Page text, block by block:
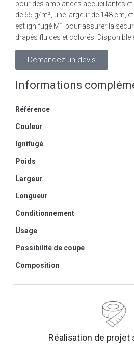
pour des ambiances accueillantes
de 65 g/m², une largeur de 148 cm,
est ignifugé M1 pour assurer la
drapés fluides et colorés. Disponible
Demandez un devis
Informations
Référence
Couleur
Ignifugé
Poids
Largeur
Longueur
Conditionnement
Usage
Possibilité de coupe
Composition
Réalisation de projet